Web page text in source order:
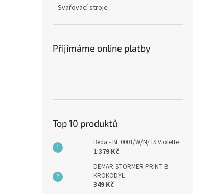
Svařovací stroje
Přijímáme online platby
Top 10 produktů
Beda - BF 0001/W/N/TS Violette
1 379 Kč
DEMAR-STORMER PRINT B
KROKODÝL
349 Kč